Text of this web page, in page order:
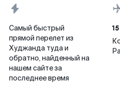
Самый быстрый
прямой перелет из
Худжанда туда и
обратно, найденный на
нашем сайте за
последнее время
15